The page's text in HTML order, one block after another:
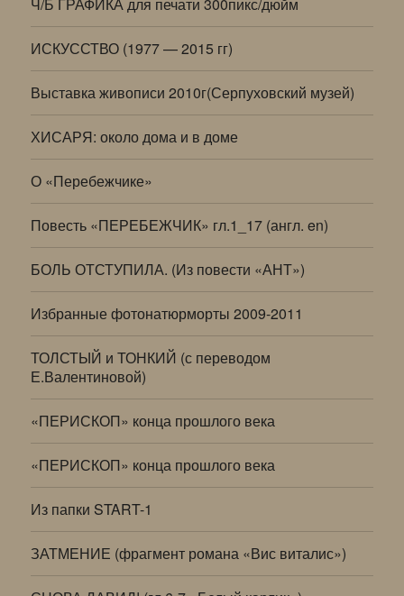
Ч/Б ГРАФИКА для печати 300пикс/дюйм
ИСКУССТВО (1977 — 2015 гг)
Выставка живописи 2010г(Серпуховский музей)
ХИСАРЯ: около дома и в доме
О «Перебежчике»
Повесть «ПЕРЕБЕЖЧИК» гл.1_17 (англ. en)
БОЛЬ ОТСТУПИЛА. (Из повести «АНТ»)
Избранные фотонатюрморты 2009-2011
ТОЛСТЫЙ и ТОНКИЙ (с переводом
Е.Валентиновой)
«ПЕРИСКОП» конца прошлого века
«ПЕРИСКОП» конца прошлого века
Из папки START-1
ЗАТМЕНИЕ (фрагмент романа «Вис виталис»)